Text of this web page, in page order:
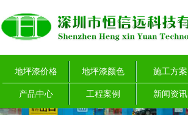
地坪漆价格 地坪漆颜色 施工方案
产品中心 工程案例 新闻资讯